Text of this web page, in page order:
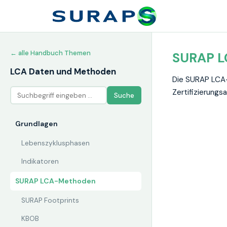
← alle Handbuch Themen
LCA Daten und Methoden
Suche
Grundlagen
Lebenszyklusphasen
Indikatoren
SURAP LCA-Methoden
SURAP Footprints
KBOB
SURAP
Die SURAP